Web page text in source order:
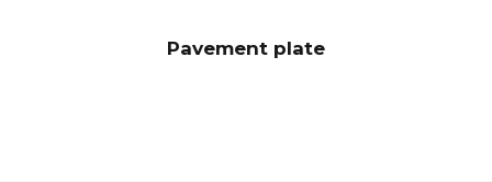
Pavement plate